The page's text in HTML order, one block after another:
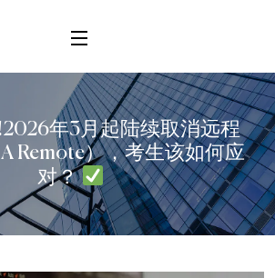
年3月起陆续取消远程
Remote），考生该如何应
对？